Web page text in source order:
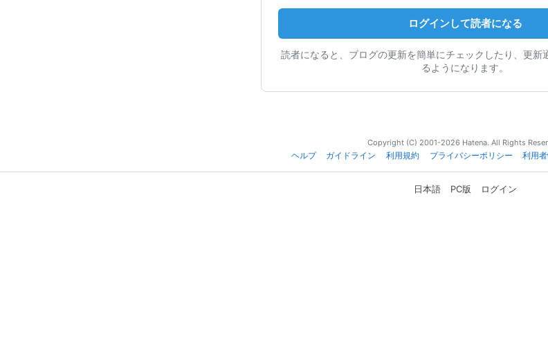
ログインして読者になる
読者になると、ブログの更新を簡単にチェックしたり、更新
るようになります。
Copyright (C) 2001-2026 Hatena. All Rights
ヘルプ
ガイドライン 利用規約 プライバシーポリシー 利用
日本語 PC版 ログイン